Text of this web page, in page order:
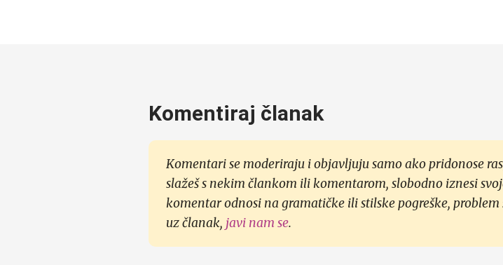
Komentiraj članak
Komentari se moderiraju i objavljuju samo ako pridonose
slažeš s nekim člankom ili komentarom, slobodno iznesi
komentar odnosi na gramatičke ili stilske pogreške,
uz članak, javi nam se.